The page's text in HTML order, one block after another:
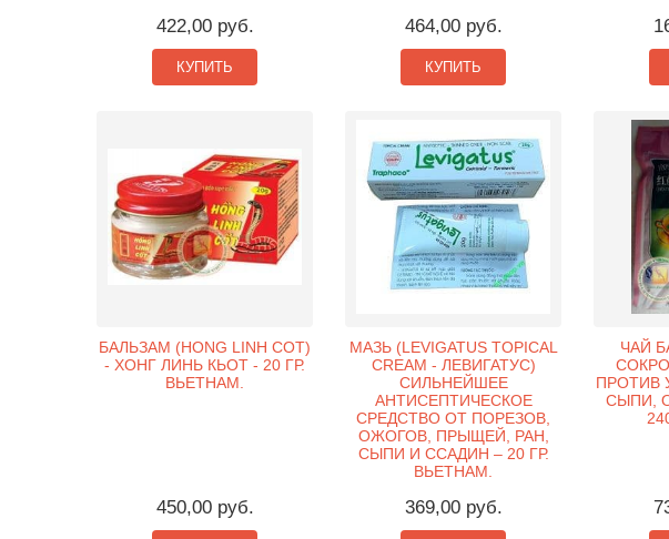
422,00 руб.
КУПИТЬ
464,00 руб.
КУПИТЬ
БАЛЬЗАМ (HONG LINH COT)
- ХОНГ ЛИНЬ КЬОТ - 20 ГР.
ВЬЕТНАМ.
450,00 руб.
МАЗЬ (LEVIGATUS TOPICAL
CREAM - ЛЕВИГАТУС)
СИЛЬНЕЙШЕЕ
АНТИСЕПТИЧЕСКОЕ
СРЕДСТВО ОТ ПОРЕЗОВ,
ОЖОГОВ, ПРЫЩЕЙ, РАН,
СЫПИ И ССАДИН – 20 ГР.
ВЬЕТНАМ.
369,00 руб.
ЧАЙ
ПРОТИВ
СЫПИ,